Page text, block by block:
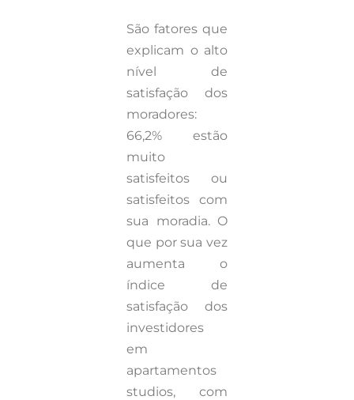
São fatores que
explicam o alto
nível de
satisfação dos
moradores:
66,2% estão
muito
satisfeitos ou
satisfeitos com
sua moradia. O
que por sua vez
aumenta o
índice de
satisfação dos
investidores
em
apartamentos
studios, com